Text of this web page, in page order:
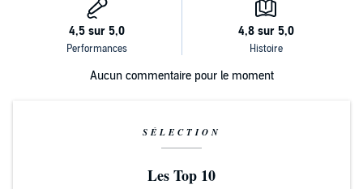
Aucun commentaire pour le moment
SÉLECTION
Les Top 10